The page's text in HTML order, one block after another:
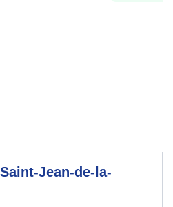
Jean-de-la-